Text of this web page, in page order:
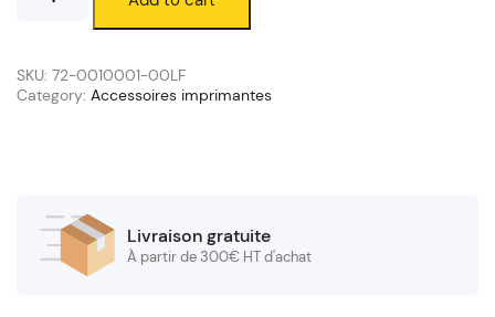
1.8m
quantity
SKU: 72-0010001-00LF
Category: Accessoires imprimantes
Livraison gratuite
À partir de 300€ HT d'achat